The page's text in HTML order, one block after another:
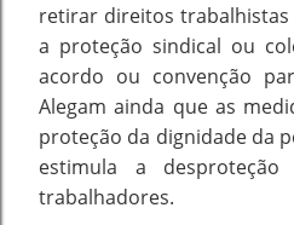
retirar direitos
a proteção sindical ou
acordo ou convenção
Alegam ainda que as
proteção da dignidade da
estimula a
trabalhadores.